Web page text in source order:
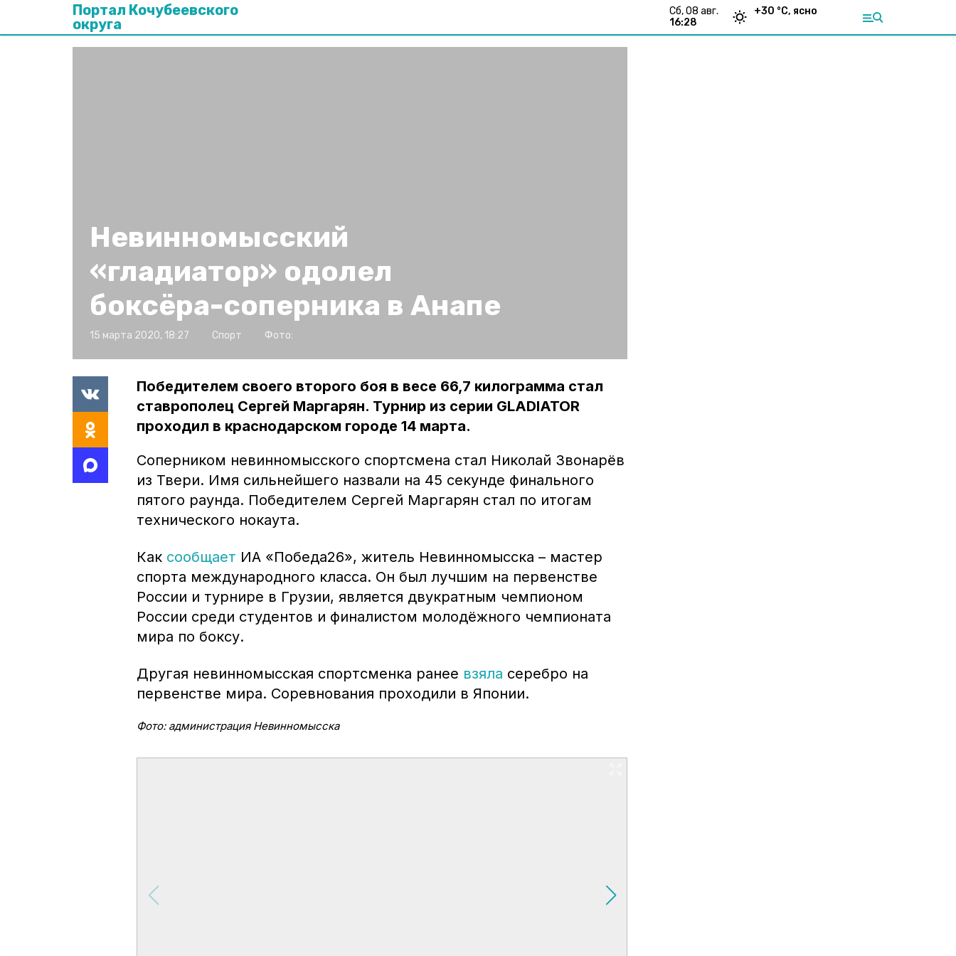
Портал Кочубеевского
округа
сб, 08 авг.
16:28
+30 °С, ясно
Невинномысский
«гладиатор» одолел
боксёра-соперника в Анапе
15 марта 2020, 18:27 Спорт Фото:
Победителем своего второго боя в весе 66,7 килограмма стал
ставрополец Сергей Маргарян. Турнир из серии GLADIATOR
проходил в краснодарском городе 14 марта.
Соперником невинномысского спортсмена стал Николай Звонарёв
из Твери. Имя сильнейшего назвали на 45 секунде финального
пятого раунда. Победителем Сергей Маргарян стал по итогам
технического нокаута.
Как сообщает ИА «Победа26», житель Невинномысска – мастер
спорта международного класса. Он был лучшим на первенстве
России и турнире в Грузии, является двукратным чемпионом
России среди студентов и финалистом молодёжного чемпионата
мира по боксу.
Другая невинномысская спортсменка ранее взяла серебро на
первенстве мира. Соревнования проходили в Японии.
Фото: администрация Невинномысска